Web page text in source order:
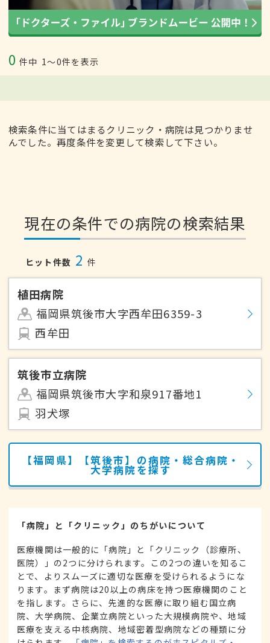
0 件中 1〜0件を表示
検索条件に当てはまるクリニック・病院は見つかりませ
んでした。再度条件を変更して検索して下さい。
現在の条件での病院の検索結果
ヒット件数 2 件
植田病院
福岡県筑後市大字西牟田6359-3
西牟田
筑後市立病院
福岡県筑後市大字和泉917番地1
羽犬塚
【福岡県】【筑後市】の病院・総合病院・
大学病院を探す
「病院」と「クリニック」のちがいについて
医療機関は一般的に「病院」と「クリニック（診療所、
医院）」の2つに分けられます。この2つの違いを知るこ
とで、よりスムーズに適切な医療を受けられるようにな
ります。まず病院は20以上の病床を持つ医療機関のこと
を指します。さらに、先進的な医療に取り組む国立病
院、大学病院、企業立病院といった大規模病院や、地域
医療を支える中核病院、地域密着型病院などの種類に分